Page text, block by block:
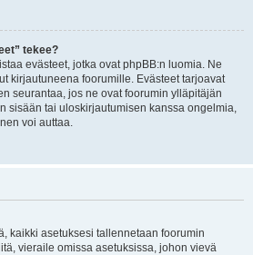
tekee?
evästeet, jotka ovat phpBB:n luomia. Ne
kirjautuneena foorumille. Evästeet tarjoavat
seurantaa, jos ne ovat foorumin ylläpitäjän
sisään tai uloskirjautumisen kanssa ongelmia,
voi auttaa.
kaikki asetuksesi tallennetaan foorumin
vieraile omissa asetuksissa, johon vievä